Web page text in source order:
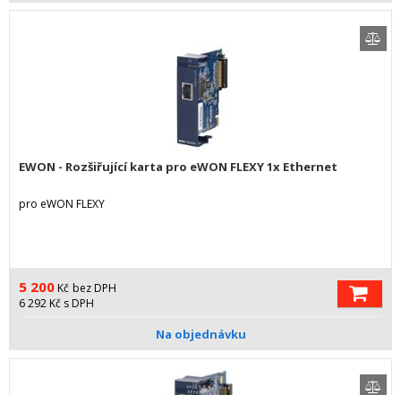
EWON - Rozšiřující karta pro eWON FLEXY 1x Ethernet
pro eWON FLEXY
5 200 Kč bez DPH
6 292 Kč s DPH
Na objednávku